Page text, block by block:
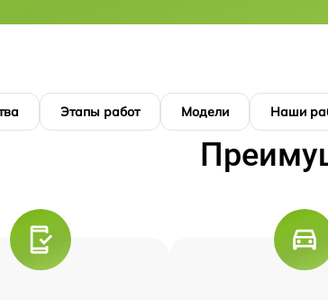
Этапы работ Модели Наши